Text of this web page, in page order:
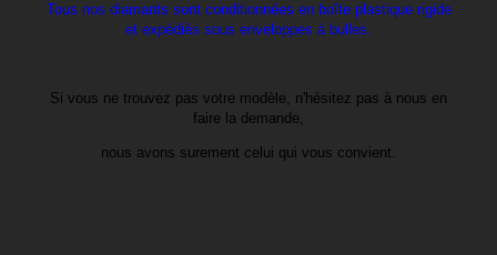
Tous nos diamants sont conditionnées en boîte plastique rigide
et expédiés sous enveloppes à bulles.
Si vous ne trouvez pas votre modèle, n'hésitez pas à nous en
faire la demande,
nous avons surement celui qui vous convient.